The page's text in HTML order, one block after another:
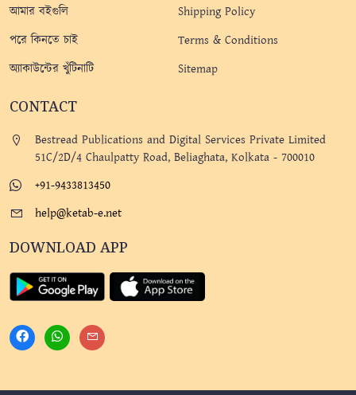
আমার বইগুলি
পরে কিনতে চাই
অ্যাকাউন্টের খুঁটিনাটি
Shipping Policy
Terms & Conditions
Sitemap
CONTACT
Bestread Publications and Digital Services Private Limited
51C/2D/4 Chaulpatty Road, Beliaghata, Kolkata - 700010
+91-9433813450
help@ketab-e.net
DOWNLOAD APP